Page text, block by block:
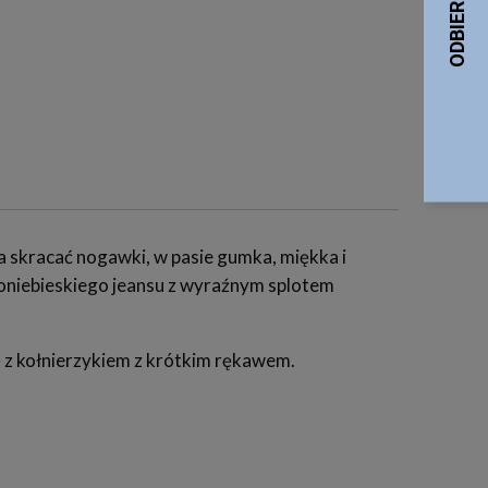
nogawki, w pasie gumka, miękka i
jeansu z wyraźnym splotem
kołnierzykiem z krótkim rękawem.